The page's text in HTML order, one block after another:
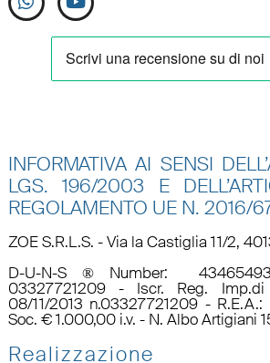
INFORMATIVA AI SENSI
LGS. 196/2003 E
REGOLAMENTO UE N. 2016/
ZOE S.R.L.S. - Via la Castiglia 11/2,
D-U-N-S ® Number:
03327721209 - Iscr. Reg.
08/11/2013 n.03327721209 -
Soc. € 1.000,00 i.v. - N. Albo Artigiani